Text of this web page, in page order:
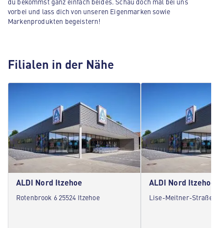
vorbei und lass dich von unseren Eigenmarken sowie
Markenprodukten begeistern!
Filialen in der Nähe
ALDI Nord Itzehoe
Rotenbrook 6 25524 Itzehoe
ALDI Nord Itzehoe
Lise-Meitner-Straße